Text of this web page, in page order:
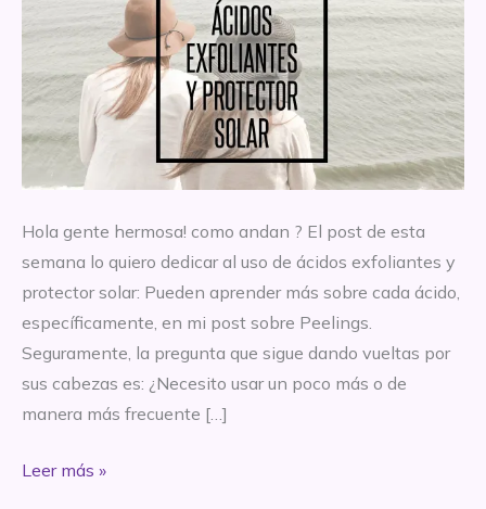
Hola gente hermosa! como andan ? El post de esta
semana lo quiero dedicar al uso de ácidos exfoliantes y
protector solar: Pueden aprender más sobre cada ácido,
específicamente, en mi post sobre Peelings.
Seguramente, la pregunta que sigue dando vueltas por
sus cabezas es: ¿Necesito usar un poco más o de
manera más frecuente […]
Ácidos
Leer más »